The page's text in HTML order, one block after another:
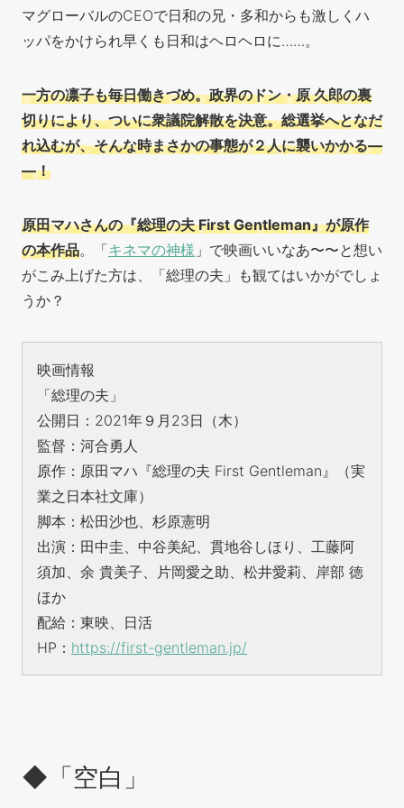
マグローバルのCEOで日和の兄・多和からも激しくハ
ッパをかけられ早くも日和はヘロヘロに……。
一方の凛子も毎日働きづめ。政界のドン・原 久郎の裏
切りにより、ついに衆議院解散を決意。総選挙へとなだ
れ込むが、そんな時まさかの事態が２人に襲いかかる―
―！
原田マハさんの『総理の夫 First Gentleman』が原作
の本作品。「キネマの神様 」で映画いいなあ〜〜と想い
がこみ上げた方は、「総理の夫」も観てはいかがでしょ
うか？
映画情報
「総理の夫」
公開日：2021年９月23日（木）
監督：河合勇人
原作：原田マハ『総理の夫 First Gentleman』（実
業之日本社文庫）
脚本：松田沙也、杉原憲明
出演：田中圭、中谷美紀、貫地谷しほり、工藤阿
須加、余 貴美子、片岡愛之助、松井愛莉、岸部 徳
ほか
配給：東映、日活
HP： https://first-gentleman.jp/
◆「空白」